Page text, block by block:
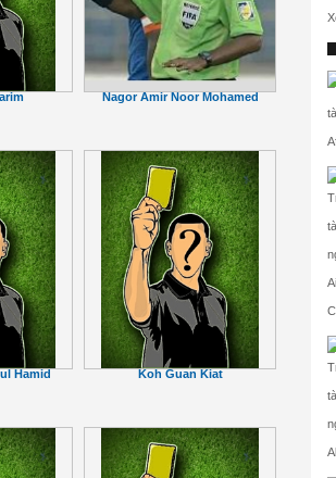
Nagor Amir Noor Mohamed
Hamid Koh Guan Kiat